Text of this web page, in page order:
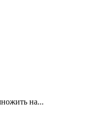
на...